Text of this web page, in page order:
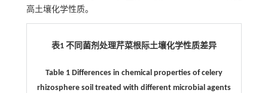
高土壤化学性质。
表1 不同菌剂处理芹菜根际土壤化学性质差异
Table 1 Differences in chemical properties of celery
rhizosphere soil treated with different microbial agents